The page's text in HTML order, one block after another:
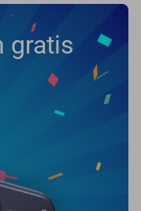
gratis